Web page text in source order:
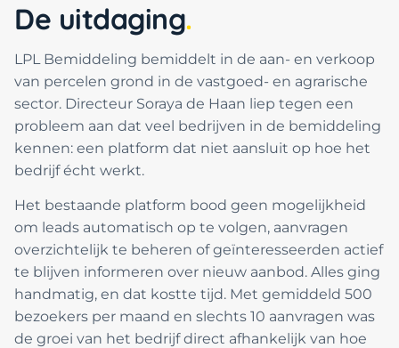
De uitdaging
LPL Bemiddeling bemiddelt in de aan- en verkoop
van percelen grond in de vastgoed- en agrarische
sector. Directeur Soraya de Haan liep tegen een
probleem aan dat veel bedrijven in de bemiddeling
kennen: een platform dat niet aansluit op hoe het
bedrijf écht werkt.
Het bestaande platform bood geen mogelijkheid
om leads automatisch op te volgen, aanvragen
overzichtelijk te beheren of geïnteresseerden actief
te blijven informeren over nieuw aanbod. Alles ging
handmatig, en dat kostte tijd. Met gemiddeld 500
bezoekers per maand en slechts 10 aanvragen was
de groei van het bedrijf direct afhankelijk van hoe